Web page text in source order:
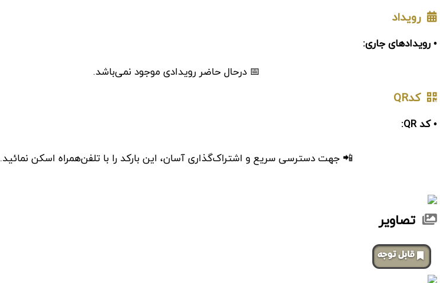
رویداد
• رویدادهای جاری:
📅 درحال حاضر رویدادی موجود نمی‌باشد.
کدQR
• کد QR:
📲 جهت دسترسی سریع و اشتراک‌گذاری آسان، این بارکد را با تلفن‌همراه اسکن نمائید.
تصاویر
‌قابل توجه